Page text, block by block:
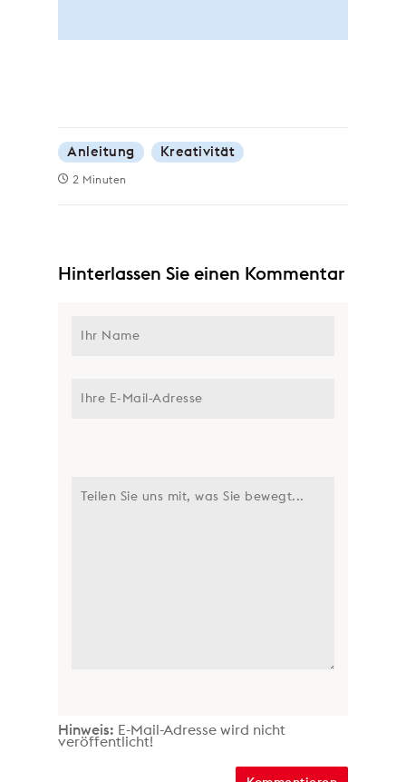
Anleitung Kreativität
2 Minuten
Hinterlassen Sie einen Kommentar
Hinweis: E-Mail-Adresse wird nicht
veröffentlicht!